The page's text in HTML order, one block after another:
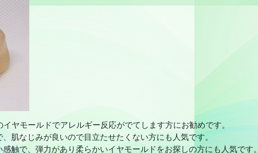
イヤモールドでアレルギー反応がでてします方にお勧めです。
、肌なじみが良いので目立たせたくない方にも人気です。
触で、弾力があり柔らかいイヤモールドをお探しの方にも人気です。